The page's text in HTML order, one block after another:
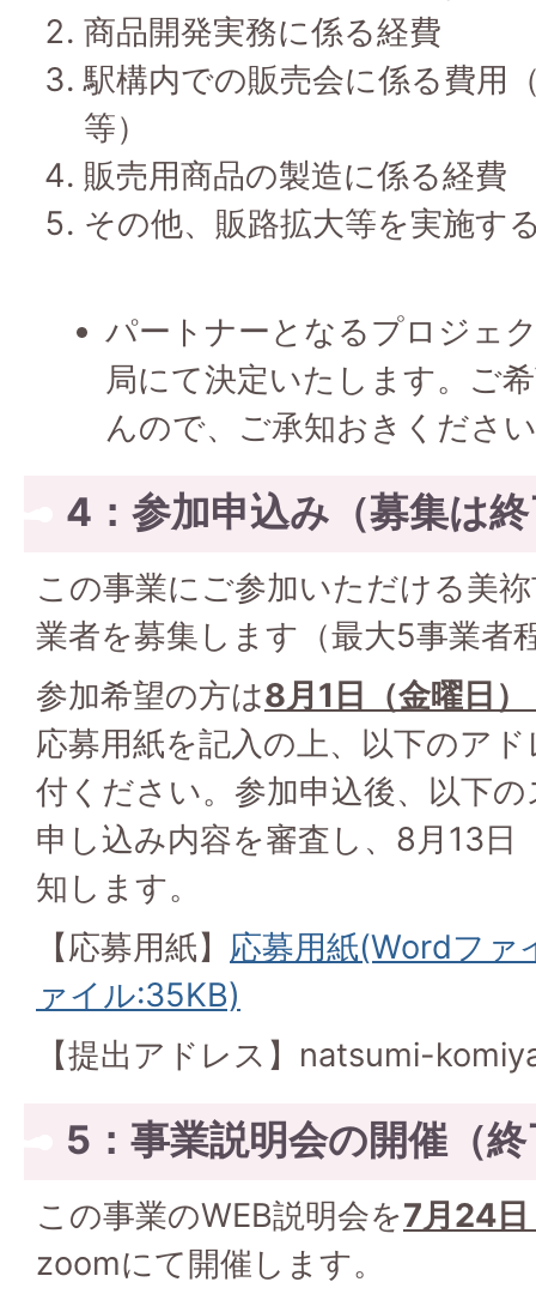
商品開発実務に係る経費
駅構内での販売会に係る費用
等）
販売用商品の製造に係る経費
その他、販路拡大等を実施す
パートナーとなるプロジェ
局にて決定いたします。ご
んので、ご承知おきくださ
4：参加申込み（募集は
この事業にご参加いただける美
業者を募集します（最大5事業者
参加希望の方は8月1日（金曜日
応募用紙を記入の上、以下のア
付ください。参加申込後、以下
申し込み内容を審査し、8月13日
知します。
【応募用紙】 応募用紙(Wordフ
ァイル:35KB)
【提出アドレス】natsumi-
5：事業説明会の開催（
この事業のWEB説明会を7月24
zoomにて開催します。